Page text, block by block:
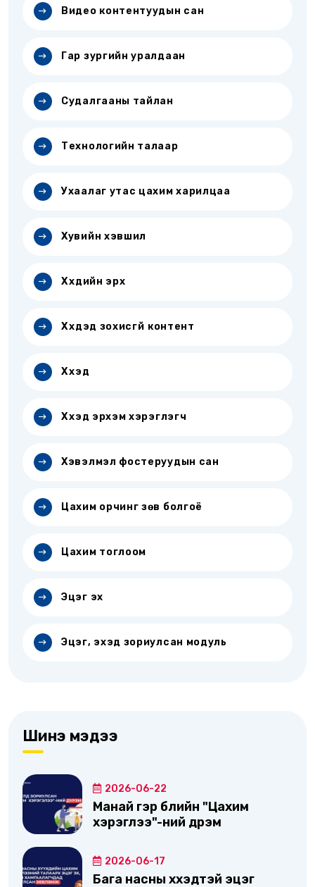
Видео контентуудын сан
Гар зургийн уралдаан
Судалгааны тайлан
Технологийн талаар
Ухаалаг утас цахим харилцаа
Хувийн хэвшил
Хүүхдийн эрх
Хүүхдэд зохисгүй контент
Хүүхэд
Хүүхэд эрхэм хэрэглэгч
Хэвэлмэл фостеруудын сан
Цахим орчинг зөв болгоё
Цахим тоглоом
Эцэг эх
Эцэг, эхэд зориулсан модуль
Шинэ мэдээ
2026-06-22
Манай гэр бүлийн "Цахим
хэрэглээ"-ний дүрэм
2026-06-17
Бага насны хүүхэдтэй эцэг